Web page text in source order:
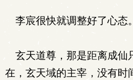
李宸很快就调整好了心态。
玄天道尊，那是距离成仙
在，玄天域的主宰，没有时